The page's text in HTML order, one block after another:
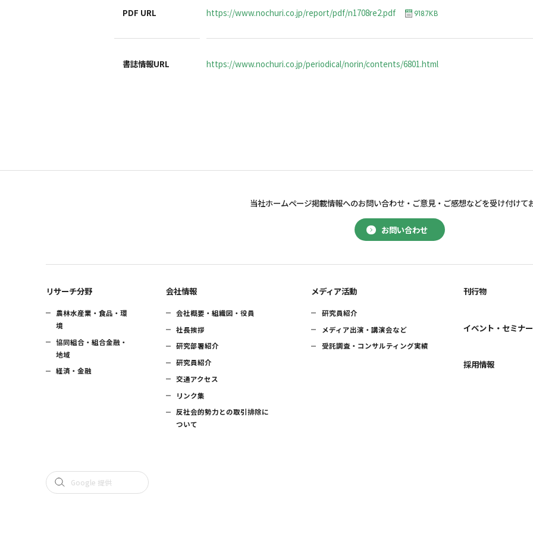
PDF URL https://www.nochuri.co.jp/report/pdf/n1708re2.pdf 918.7KB
書誌情報URL https://www.nochuri.co.jp/periodical/norin/contents/6801.html
お問い合わせ
当社ホームページ掲載情報へのお問い合わせ・ ご意見・ご感想などを受け付けて
リサーチ分野
農林水産業・食品・環
境
協同組合・組合金融・
地域
経済・金融
会社情報
会社概要・組織図・役員
社長挨拶
研究部署紹介
研究員紹介
交通アクセス
リンク集
反社会的勢力との取引排除に
ついて
メディア活動
研究員紹介
メディア出演・講演会など
受託調査・コンサルティング実績
刊行物
イベント・セミナー
採用情報